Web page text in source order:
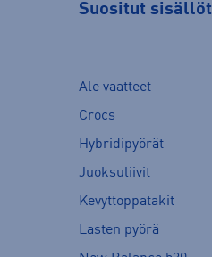
Suositut sisällöt
Ale vaatteet
Crocs
Hybridipyörät
Juoksuliivit
Kevyttoppatakit
Lasten pyörä